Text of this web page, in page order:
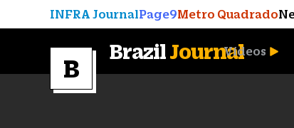
INFRA JournalPage9Metro Quadrado
BrazilJournalVídeos